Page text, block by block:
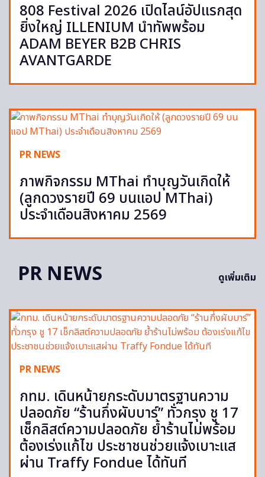
808 Festival 2026 เปิดไลน์อัปแรกสุด
ยิ่งใหญ่ ILLENIUM นำทัพพร้อม
ADAM BEYER B2B CHRIS
AVANTGARDE
PR NEWS
ภาพกิจกรรม MThai ทำบุญวันเกิดให้
(ลูกดวงรายปี 69 บนแอป MThai)
ประจำเดือนสิงหาคม 2569
PR NEWS ดูเพิ่มเติม
PR NEWS
กทม. เดินหน้ายกระดับมาตรฐานความ
ปลอดภัย “ร้านกึ่งผับบาร์” ทั่วกรุง ชู 17
เช็กลิสต์ความปลอดภัย ย้ำร้านไม่พร้อม
ต้องเร่งแก้ไข ประชาชนช่วยแจ้งเบาะแส
ผ่าน Traffy Fondue ได้ทันที